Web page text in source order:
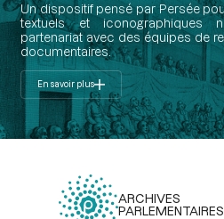
Un dispositif pensé par Persée
textuels et iconographiques
partenariat avec des équipes de
documentaires.
En savoir plus
ARCHIVES
PARLEMENTAIRES